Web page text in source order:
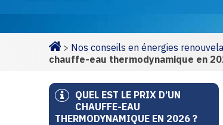
Homepage
> Nos conseils en énergies
chauffe-eau thermodynamique en
QUEL EST LE PRIX D’UN
CHAUFFE-EAU
THERMODYNAMIQUE EN 2026 ?